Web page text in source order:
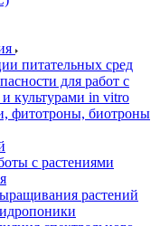
питательных сред
для работ с
культурами in vitro
фитотроны, биотроны
с растениями
растений